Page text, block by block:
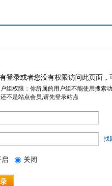
登录或者您没有权限访问此页面
组权限：你所属的用户组不能使用搜索
不是站点会员,请先登录站点
找
启 关闭